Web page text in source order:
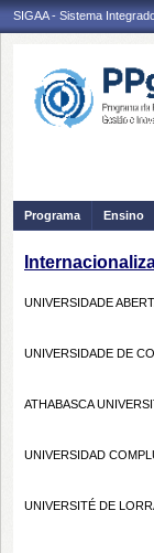
SIGAA - Sistema
Programa Ensino
UNIVERSIDADE
UNIVERSIDADE DE
ATHABASCA
UNIVERSIDAD
UNIVERSITÉ DE